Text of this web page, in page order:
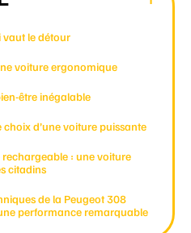
vaut le détour
voiture ergonomique
être inégalable
d’une voiture puissante
: une voiture
citadins
de la Peugeot 308
performance remarquable